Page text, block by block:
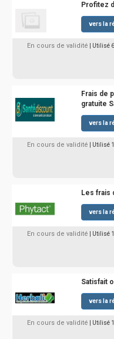
Profitez
vers la
En cours de validité | Utilisé
Frais de
gratuite
vers la
En cours de validité | Utilisé
Les frais
vers la
En cours de validité | Utilisé
Satisfait
vers la
En cours de validité | Utilisé